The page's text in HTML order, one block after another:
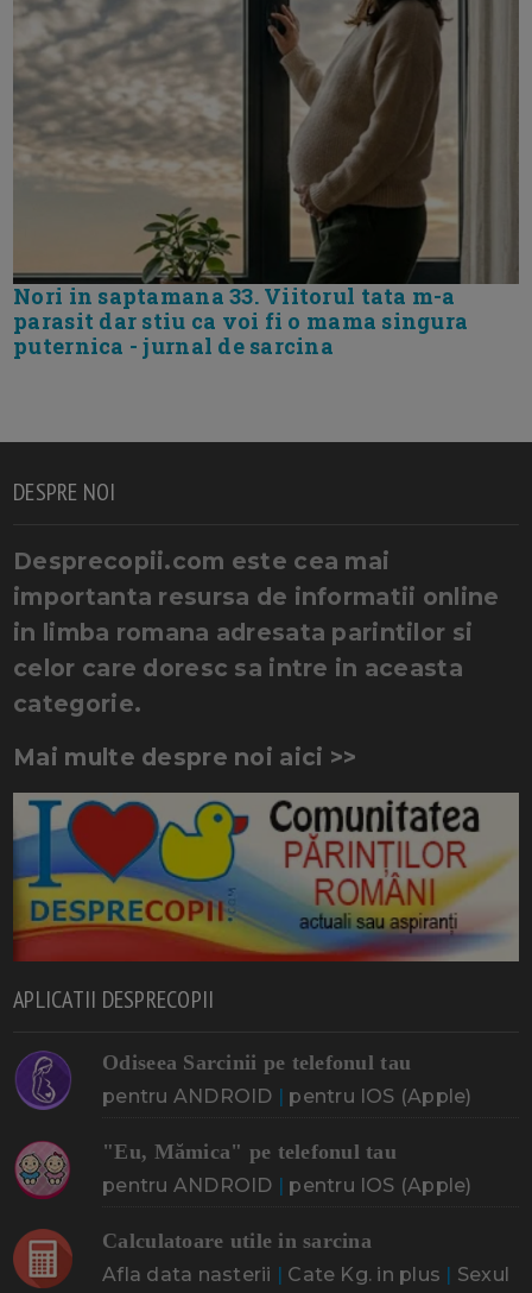
Nori in saptamana 33. Viitorul tata m-a
parasit dar stiu ca voi fi o mama singura
puternica - jurnal de sarcina
DESPRE NOI
Desprecopii.com este cea mai
importanta resursa de informatii online
in limba romana adresata parintilor si
celor care doresc sa intre in aceasta
categorie.
Mai multe despre noi aici >>
APLICATII DESPRECOPII
Odiseea Sarcinii pe telefonul tau
pentru ANDROID | pentru IOS (Apple)
"Eu, Mămica" pe telefonul tau
pentru ANDROID | pentru IOS (Apple)
Calculatoare utile in sarcina
Afla data nasterii | Cate Kg. in plus | Sexul